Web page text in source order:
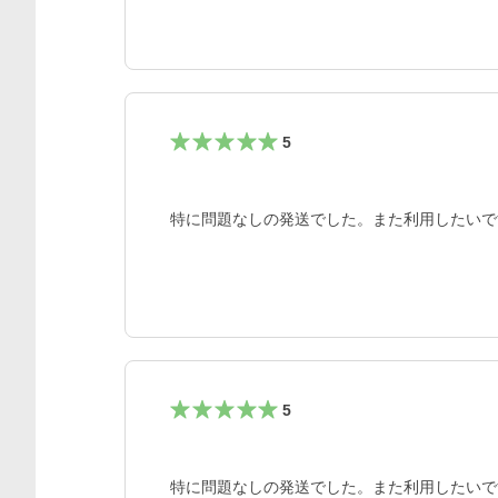
5
特に問題なしの発送でした。また利用したいで
5
特に問題なしの発送でした。また利用したいで